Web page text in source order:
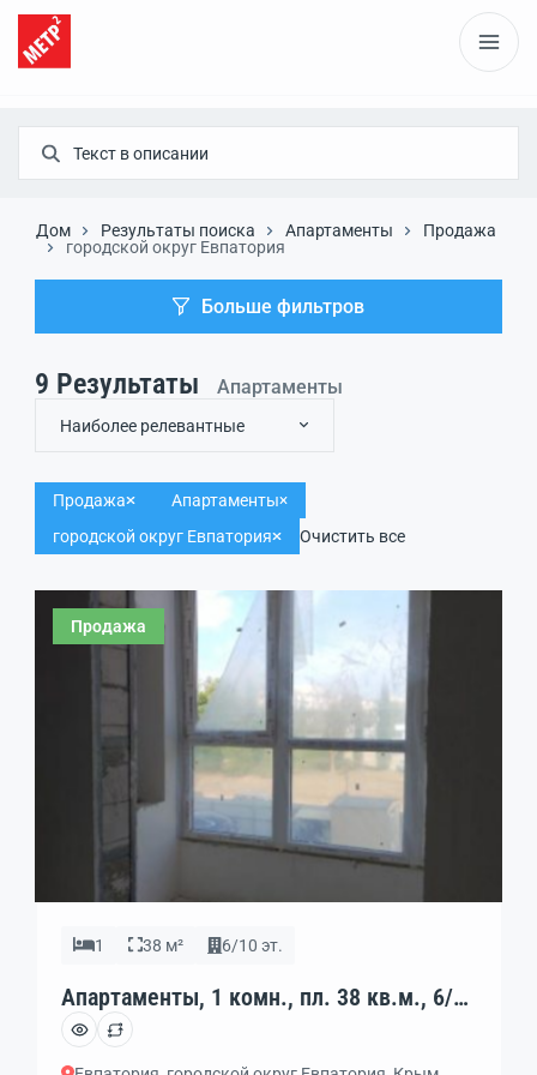
Дом Результаты поиска Апартаменты
Продажа
городской округ Евпатория
Больше фильтров
9 Результаты Апартаменты
Наиболее релевантные
Продажа
Апартаменты
городской округ Евпатория
Очистить все
Продажа
1 38 м² 6/10 эт.
Апартаменты, 1 комн., пл. 38 кв.м., 6/10
эт., код: 449317